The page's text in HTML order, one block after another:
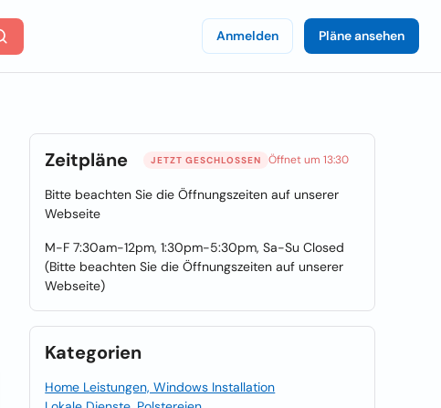
Anmelden Pläne ansehen
Zeitpläne JETZT GESCHLOSSEN Öffnet um 13:30
Bitte beachten Sie die Öffnungszeiten auf unserer
Webseite
M-F 7:30am-12pm, 1:30pm-5:30pm, Sa-Su Closed
(Bitte beachten Sie die Öffnungszeiten auf unserer
Webseite)
Kategorien
Home Leistungen, Windows Installation